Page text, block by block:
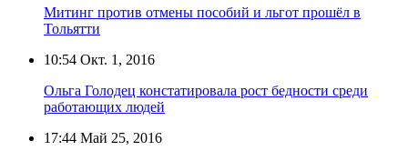
Митинг против отмены пособий и льгот прошёл в
Тольятти
10:54 Окт. 1, 2016
Ольга Голодец констатировала рост бедности среди
работающих людей
17:44 Май 25, 2016